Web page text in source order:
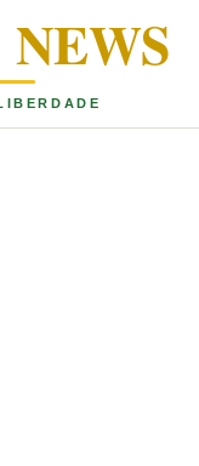
NEWS